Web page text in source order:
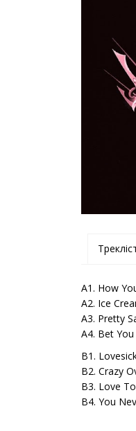
A1. How
A2. Ice
A3. Pretty
A4. Bet
B1.
B2. Crazy
B3. Love
B4. You